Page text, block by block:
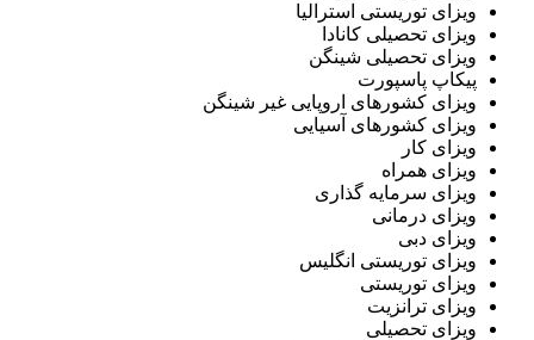
توریستی استرالیا
تحصیلی کانادا
تحصیلی شینگن
پاسپورت
کشورهای اروپایی غیر شینگن
کشورهای آسیایی
کار
همراه
سرمایه گذاری
درمانی
دبی
توریستی انگلیس
توریستی
ترانزیت
تحصیلی